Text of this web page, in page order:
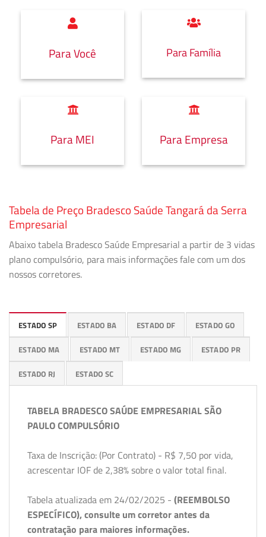
Para Você Para Família
Para MEI Para Empresa
Tabela de Preço Bradesco Saúde Tangará da Serra
Empresarial
Abaixo tabela Bradesco Saúde Empresarial a partir de 3 vidas
plano compulsório, para mais informações fale com um dos
nossos corretores.
ESTADO SP ESTADO BA ESTADO DF ESTADO GO
ESTADO MA ESTADO MT ESTADO MG ESTADO PR
ESTADO RJ ESTADO SC
TABELA BRADESCO SAÚDE EMPRESARIAL SÃO
PAULO COMPULSÓRIO
Taxa de Inscrição: (Por Contrato) - R$ 7,50 por vida,
acrescentar IOF de 2,38% sobre o valor total final.
Tabela atualizada em 24/02/2025 - (REEMBOLSO
ESPECÍFICO), consulte um corretor antes da
contratação para maiores informações.